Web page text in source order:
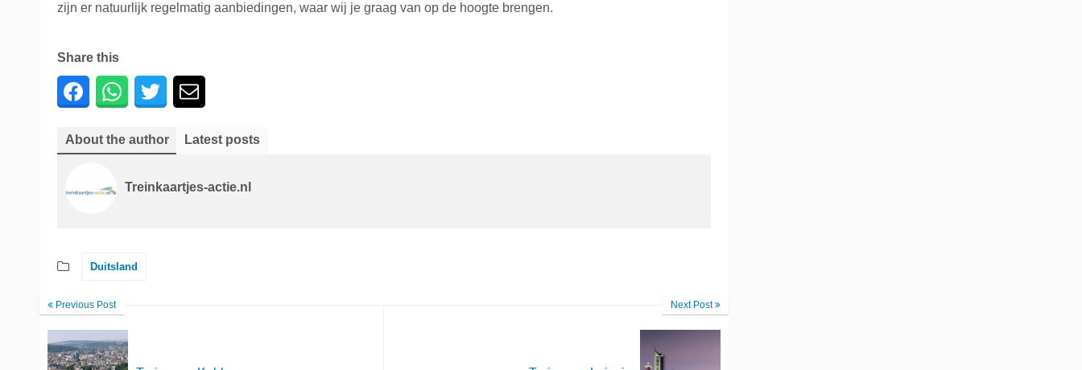
zijn er natuurlijk regelmatig aanbiedingen, waar wij je graag van op de hoogte brengen.
Share this
About the author Latest posts
Treinkaartjes-actie.nl
Duitsland
Previous Post Next Post